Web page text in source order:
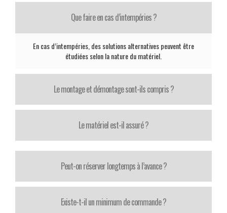
Que faire en cas d’intempéries ?
En cas d’intempéries, des solutions alternatives peuvent être
étudiées selon la nature du matériel.
Le montage et démontage sont-ils compris ?
Le matériel est-il assuré ?
Peut-on réserver longtemps à l’avance ?
Existe-t-il un minimum de commande ?